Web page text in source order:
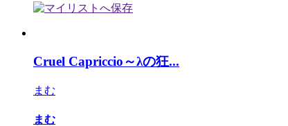
Cruel Capriccio～λの狂...
まむ
まむ